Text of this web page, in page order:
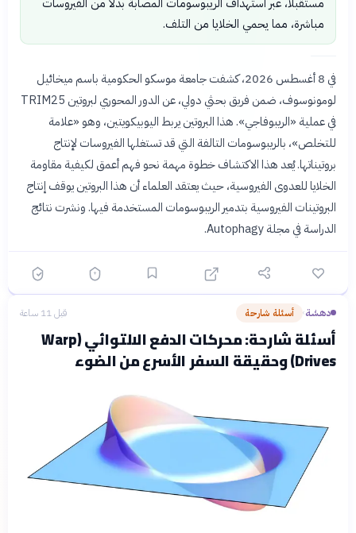
مباشرة، مما يحمي الخلايا من التلف.
في 8 أغسطس 2026، كشفت جامعة موسكو الحكومية باسم ميخائيل
لومونوسوف، ضمن فريق بحثي دولي، عن الدور المحوري لبروتين TRIM25
في عملية «الريبوفاجي». هذا البروتين يربط اليوبيكويتين، وهو «علامة
للتخلص»، بالريبوسومات التالفة التي قد تستغلها الفيروسات لإنتاج
بروتيناتها. يُعد هذا الاكتشاف خطوة مهمة نحو فهم أعمق لكيفية مقاومة
الخلايا للعدوى الفيروسية، حيث يعتقد العلماء أن هذا البروتين يوقف إنتاج
البروتينات الفيروسية بتدمير الريبوسومات المستخدمة فيها. ونشرت نتائج
الدراسة في مجلة Autophagy.
دهشة› أسئلة شارحة قبل 11 ساعة
أسئلة شارحة: محركات الدفع الالتوائي (Warp
Drives) وحقيقة السفر الأسرع من الضوء